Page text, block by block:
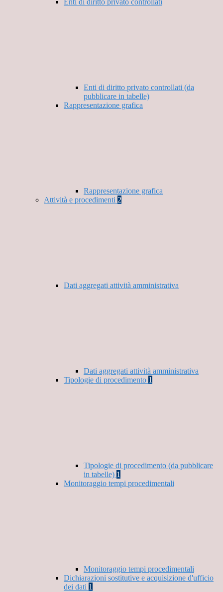
Enti di diritto privato controllati
Enti di diritto privato controllati (da
pubblicare in tabelle)
Rappresentazione grafica
Rappresentazione grafica
Attività e procedimenti 2
Dati aggregati attività amministrativa
Dati aggregati attività amministrativa
Tipologie di procedimento 1
Tipologie di procedimento (da pubblicare
in tabelle) 1
Monitoraggio tempi procedimentali
Monitoraggio tempi procedimentali
Dichiarazioni sostitutive e acquisizione d'ufficio
dei dati 1